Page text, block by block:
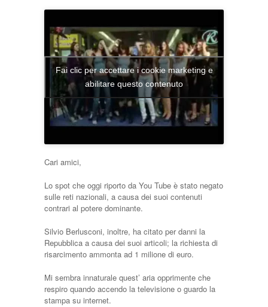
Fai clic per accettare i cookie marketing e
abilitare questo contenuto
Cari amici,
Lo spot che oggi riporto da You Tube è stato negato
sulle reti nazionali, a causa dei suoi contenuti
contrari al potere dominante.
Silvio Berlusconi, inoltre, ha citato per danni la
Repubblica a causa dei suoi articoli; la richiesta di
risarcimento ammonta ad 1 milione di euro.
Mi sembra innaturale quest’ aria opprimente che
respiro quando accendo la televisione o guardo la
stampa su internet.